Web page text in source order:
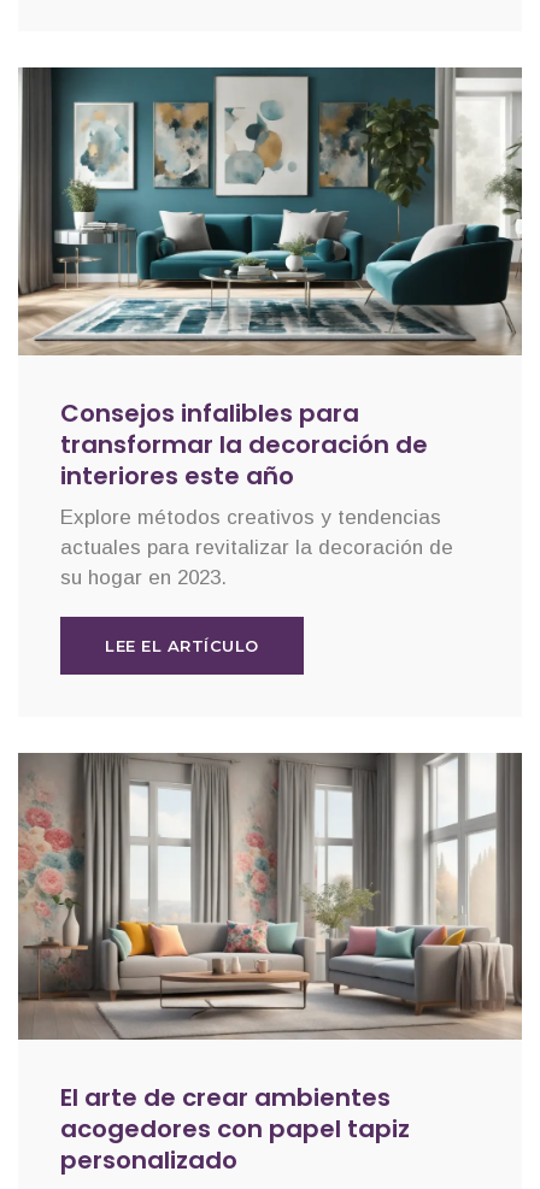
Consejos infalibles para
transformar la decoración de
interiores este año
Explore métodos creativos y tendencias
actuales para revitalizar la decoración de
su hogar en 2023.
LEE EL ARTÍCULO
El arte de crear ambientes
acogedores con papel tapiz
personalizado